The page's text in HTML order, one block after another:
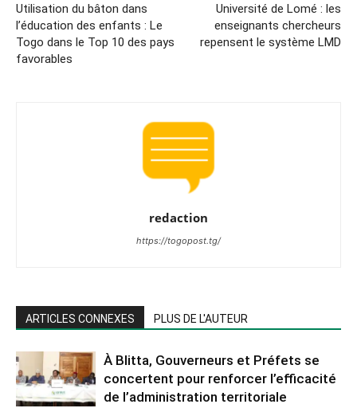
Utilisation du bâton dans
l’éducation des enfants : Le
Togo dans le Top 10 des pays
favorables
Université de Lomé : les
enseignants chercheurs
repensent le système LMD
redaction
https://togopost.tg/
ARTICLES CONNEXES PLUS DE L'AUTEUR
À Blitta, Gouverneurs et Préfets se
concertent pour renforcer l’efficacité
de l’administration territoriale